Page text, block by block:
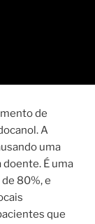
de
A
uma
É uma
80%, e
que